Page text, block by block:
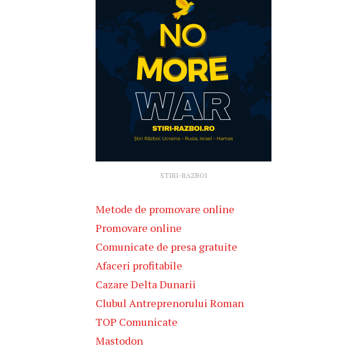
STIRI-RAZBOI
Metode de promovare online
Promovare online
Comunicate de presa gratuite
Afaceri profitabile
Cazare Delta Dunarii
Clubul Antreprenorului Roman
TOP Comunicate
Mastodon